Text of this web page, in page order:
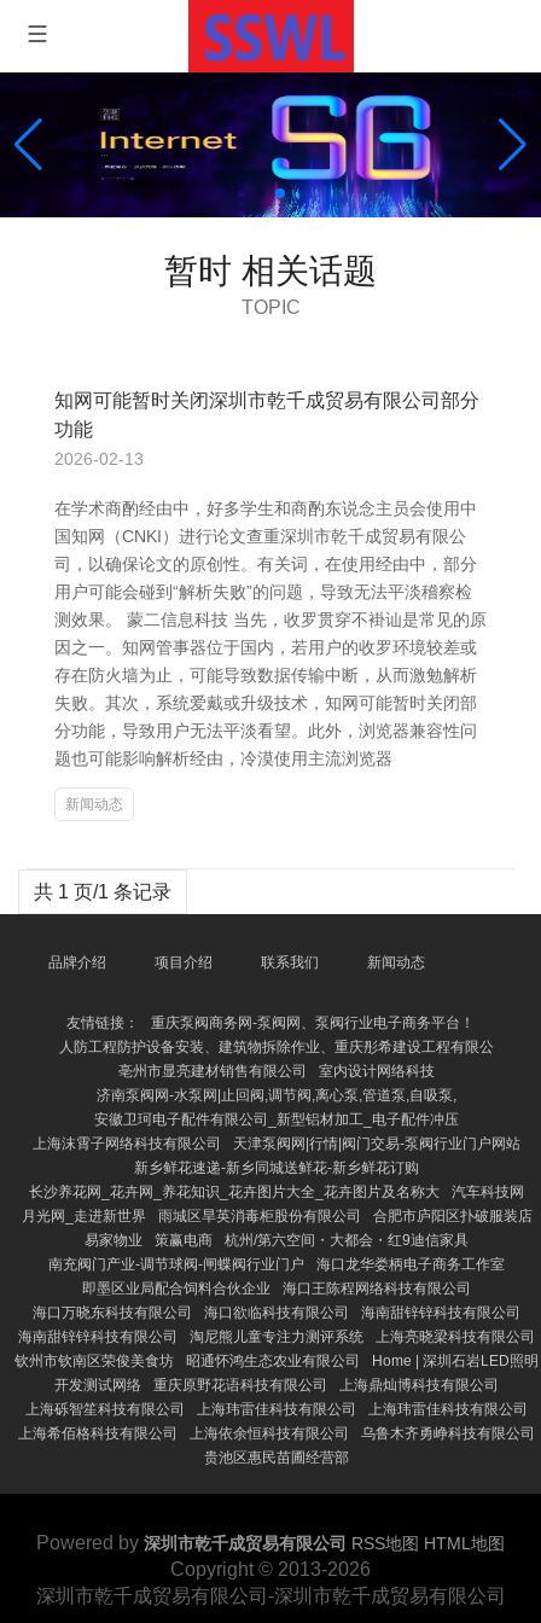
暂时 相关话题
TOPIC
知网可能暂时关闭深圳市乾千成贸易有限公司部分
功能
2026-02-13
在学术商酌经由中，好多学生和商酌东说念主员会使用中
国知网（CNKI）进行论文查重深圳市乾千成贸易有限公
司，以确保论文的原创性。有关词，在使用经由中，部分
用户可能会碰到“解析失败”的问题，导致无法平淡稽察检
测效果。 蒙二信息科技 当先，收罗贯穿不褂讪是常见的原
因之一。知网管事器位于国内，若用户的收罗环境较差或
存在防火墙为止，可能导致数据传输中断，从而激勉解析
失败。其次，系统爱戴或升级技术，知网可能暂时关闭部
分功能，导致用户无法平淡看望。此外，浏览器兼容性问
题也可能影响解析经由，冷漠使用主流浏览器
新闻动态
共 1 页/1 条记录
品牌介绍 项目介绍 联系我们 新闻动态
友情链接：
重庆泵阀商务网-泵阀网、泵阀行业电子商务平台！
人防工程防护设备安装、建筑物拆除作业、重庆彤希建设工程有限公
亳州市显亮建材销售有限公司
室内设计网络科技
济南泵阀网-水泵网|止回阀,调节阀,离心泵,管道泵,自吸泵,
安徽卫珂电子配件有限公司_新型铝材加工_电子配件冲压
上海沫霄子网络科技有限公司
天津泵阀网|行情|阀门交易-泵阀行业门户网站
新乡鲜花速递-新乡同城送鲜花-新乡鲜花订购
长沙养花网_花卉网_养花知识_花卉图片大全_花卉图片及名称大
汽车科技网
月光网_走进新世界
雨城区旱英消毒柜股份有限公司
合肥市庐阳区扑破服装店
易家物业
策赢电商
杭州/第六空间・大都会・红9迪信家具
南充阀门产业-调节球阀-闸蝶阀行业门户
海口龙华娄柄电子商务工作室
即墨区业局配合饲料合伙企业
海口王陈程网络科技有限公司
海口万晓东科技有限公司
海口欲临科技有限公司
海南甜锌锌科技有限公司
海南甜锌锌科技有限公司
淘尼熊儿童专注力测评系统
上海亮晓梁科技有限公司
钦州市钦南区荣俊美食坊
昭通怀鸿生态农业有限公司
Home | 深圳石岩LED照明
开发测试网络
重庆原野花语科技有限公司
上海鼎灿博科技有限公司
上海砾智笙科技有限公司
上海玮雷佳科技有限公司
上海玮雷佳科技有限公司
上海希佰格科技有限公司
上海依余恒科技有限公司
乌鲁木齐勇峥科技有限公司
贵池区惠民苗圃经营部
Powered by 深圳市乾千成贸易有限公司 RSS地图 HTML地图
Copyright © 2013-2026
深圳市乾千成贸易有限公司-深圳市乾千成贸易有限公司